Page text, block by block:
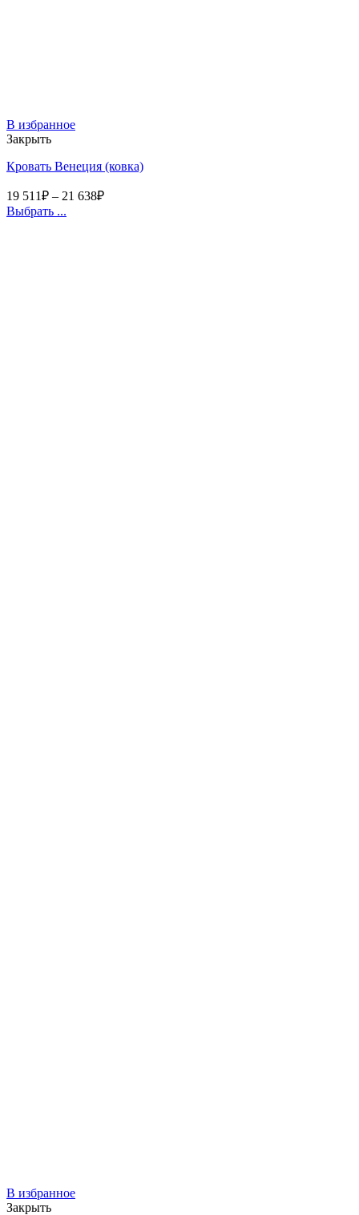
В избранное
Закрыть
Кровать Венеция (ковка)
19 511₽ – 21 638₽
Выбрать ...
В избранное
Закрыть